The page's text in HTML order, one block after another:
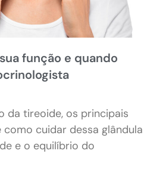
função e quando
da tireoide, os principais
cuidar dessa glândula
e o equilíbrio do